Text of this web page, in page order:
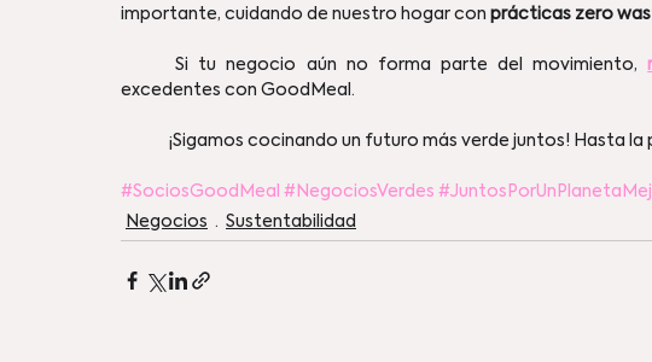
importante, cuidando de nuestro hogar con prácticas zero
	Si tu negocio aún no forma parte del movimiento,
excedentes con GoodMeal.
¡Sigamos cocinando un futuro más verde juntos! Hasta la
#SociosGoodMeal #NegociosVerdes
Negocios
Sustentabilidad